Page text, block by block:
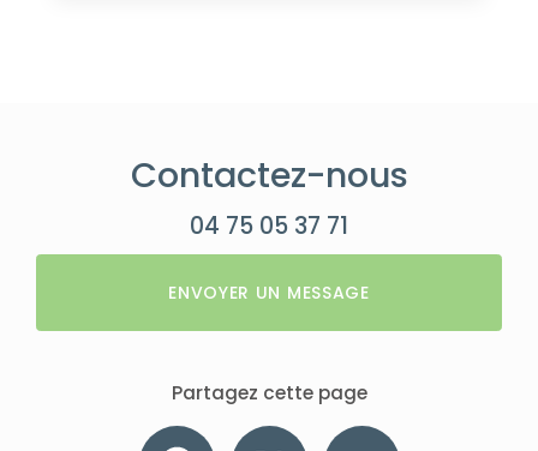
Contactez-nous
04 75 05 37 71
ENVOYER UN MESSAGE
Partagez cette page
Facebook